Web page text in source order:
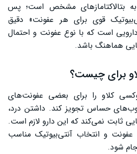
به بتالاکتامازهای مشخص است؛ پس
قوی برای هر عفونت» دقیق
است که با نوع عفونت و احتمال
هماهنگ باشد.
برای چیست؟
کلاو را برای بعضی عفونت‌های
حساس تجویز کند. داشتن درد،
ثابت نمی‌کند که این دارو لازم است.
و انتخاب آنتی‌بیوتیک مناسب
شود.